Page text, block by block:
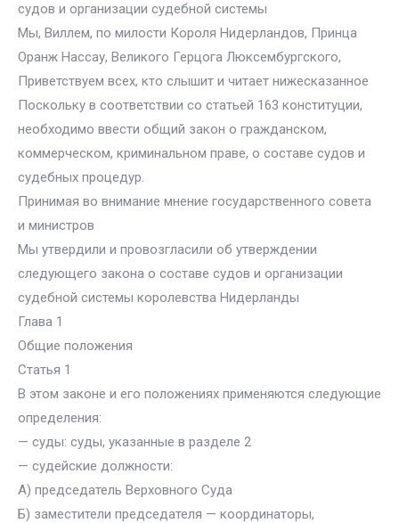
судов и организации судебной системы
Мы, Виллем, по милости Короля Нидерландов, Принца
Оранж Нассау, Великого Герцога Люксембургского,
Приветствуем всех, кто слышит и читает нижесказанное
Поскольку в соответствии со статьей 163 конституции,
необходимо ввести общий закон о гражданском,
коммерческом, криминальном праве, о составе судов и
судебных процедур.
Принимая во внимание мнение государственного совета
и министров
Мы утвердили и провозгласили об утверждении
следующего закона о составе судов и организации
судебной системы королевства Нидерланды
Глава 1
Общие положения
Статья 1
В этом законе и его положениях применяются следующие
определения:
— суды: суды, указанные в разделе 2
— судейские должности:
А) председатель Верховного Суда
Б) заместители председателя — координаторы,